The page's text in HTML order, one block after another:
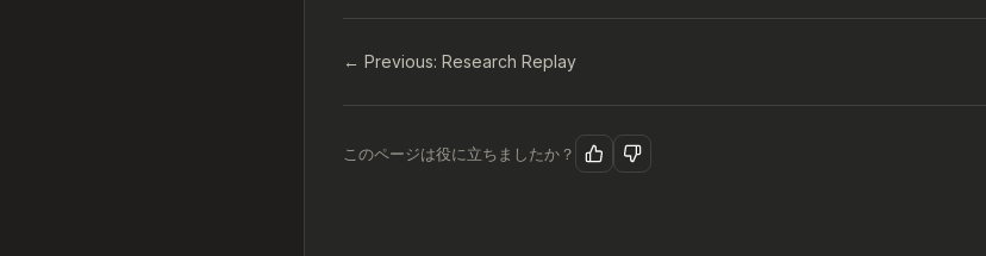
← Previous: Research Replay
このページは役に立ちましたか？